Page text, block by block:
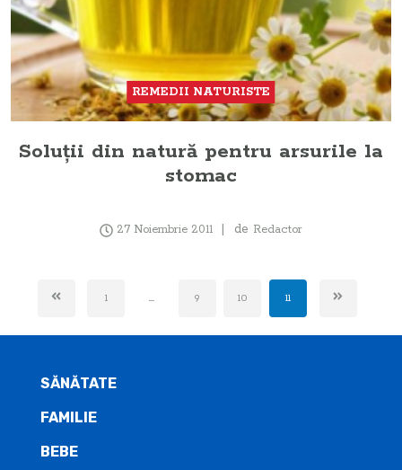
REMEDII NATURISTE
Soluţii din natură pentru arsurile la
stomac
27 Noiembrie 2011 de Redactor
1 ... 9 10 11
SĂNĂTATE
FAMILIE
BEBE